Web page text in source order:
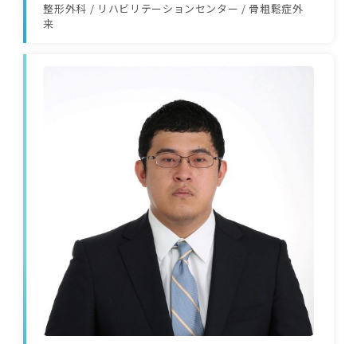
整形外科 / リハビリテーションセンター / 骨粗鬆症外
来